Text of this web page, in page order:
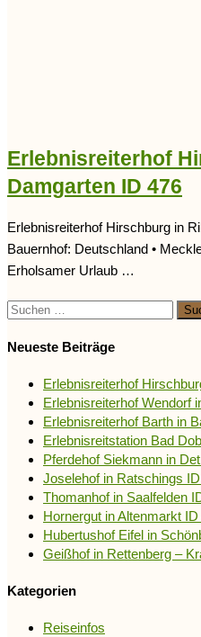
Erlebnisreiterhof
Damgarten ID 476
Erlebnisreiterhof Hirschburg in
Bauernhof: Deutschland •
Erholsamer Urlaub …
Suchen
Neueste Beiträge
Erlebnisreiterhof
Erlebnisreiterhof Wendorf
Erlebnisreiterhof Barth in
Erlebnisreitstation Bad
Pferdehof Siekmann in
Joselehof in Ratschings
Thomanhof in Saalfelden
Hornergut in Altenmarkt ID
Hubertushof Eifel in
Geißhof in Rettenberg –
Kategorien
Reiseinfos